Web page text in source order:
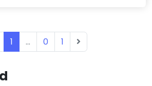
1 ... 0 1